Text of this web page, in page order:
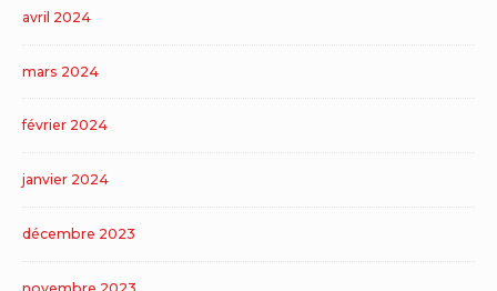
avril 2024
mars 2024
février 2024
janvier 2024
décembre 2023